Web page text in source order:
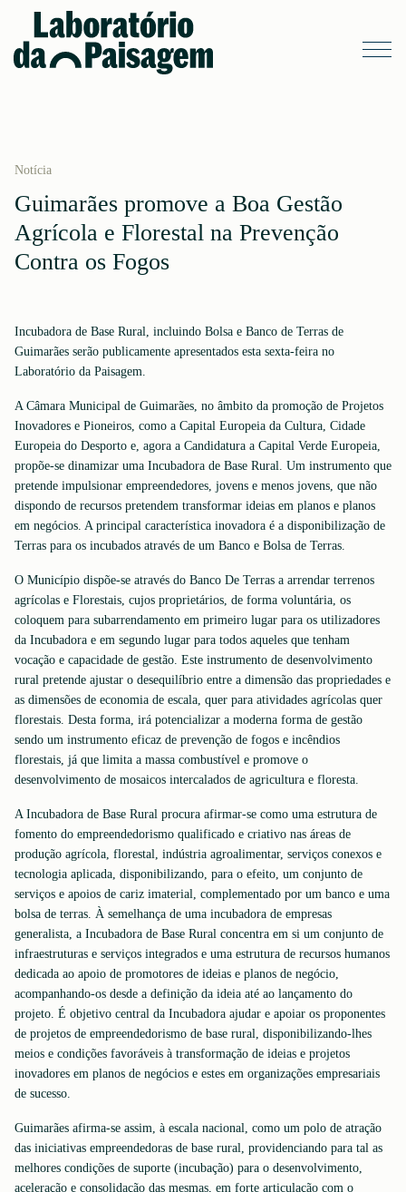
Notícia
Guimarães promove a Boa Gestão
Agrícola e Florestal na Prevenção
Contra os Fogos
Incubadora de Base Rural, incluindo Bolsa e Banco de Terras de
Guimarães serão publicamente apresentados esta sexta-feira no
Laboratório da Paisagem.
A Câmara Municipal de Guimarães, no âmbito da promoção de Projetos
Inovadores e Pioneiros, como a Capital Europeia da Cultura, Cidade
Europeia do Desporto e, agora a Candidatura a Capital Verde Europeia,
propõe-se dinamizar uma Incubadora de Base Rural. Um instrumento que
pretende impulsionar empreendedores, jovens e menos jovens, que não
dispondo de recursos pretendem transformar ideias em planos e planos
em negócios. A principal característica inovadora é a disponibilização de
Terras para os incubados através de um Banco e Bolsa de Terras.
O Município dispõe-se através do Banco De Terras a arrendar terrenos
agrícolas e Florestais, cujos proprietários, de forma voluntária, os
coloquem para subarrendamento em primeiro lugar para os utilizadores
da Incubadora e em segundo lugar para todos aqueles que tenham
vocação e capacidade de gestão. Este instrumento de desenvolvimento
rural pretende ajustar o desequilíbrio entre a dimensão das propriedades e
as dimensões de economia de escala, quer para atividades agrícolas quer
florestais. Desta forma, irá potencializar a moderna forma de gestão
sendo um instrumento eficaz de prevenção de fogos e incêndios
florestais, já que limita a massa combustível e promove o
desenvolvimento de mosaicos intercalados de agricultura e floresta.
A Incubadora de Base Rural procura afirmar-se como uma estrutura de
fomento do empreendedorismo qualificado e criativo nas áreas de
produção agrícola, florestal, indústria agroalimentar, serviços conexos e
tecnologia aplicada, disponibilizando, para o efeito, um conjunto de
serviços e apoios de cariz imaterial, complementado por um banco e uma
bolsa de terras. À semelhança de uma incubadora de empresas
generalista, a Incubadora de Base Rural concentra em si um conjunto de
infraestruturas e serviços integrados e uma estrutura de recursos humanos
dedicada ao apoio de promotores de ideias e planos de negócio,
acompanhando-os desde a definição da ideia até ao lançamento do
projeto. É objetivo central da Incubadora ajudar e apoiar os proponentes
de projetos de empreendedorismo de base rural, disponibilizando-lhes
meios e condições favoráveis à transformação de ideias e projetos
inovadores em planos de negócios e estes em organizações empresariais
de sucesso.
Guimarães afirma-se assim, à escala nacional, como um polo de atração
das iniciativas empreendedoras de base rural, providenciando para tal as
melhores condições de suporte (incubação) para o desenvolvimento,
aceleração e consolidação das mesmas, em forte articulação com o